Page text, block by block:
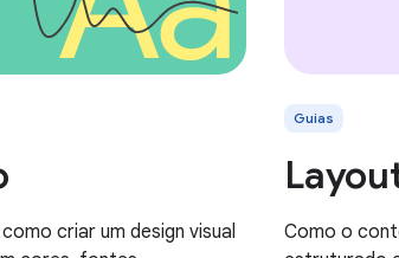
criar um design visual
Guias
Como o